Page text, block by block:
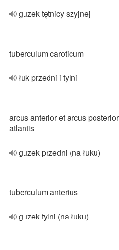
guzek tętnicy szyjnej
tuberculum caroticum
łuk przedni i tylni
arcus anterior et arcus posterior
atlantis
guzek przedni (na łuku)
tuberculum anterius
guzek tylni (na łuku)